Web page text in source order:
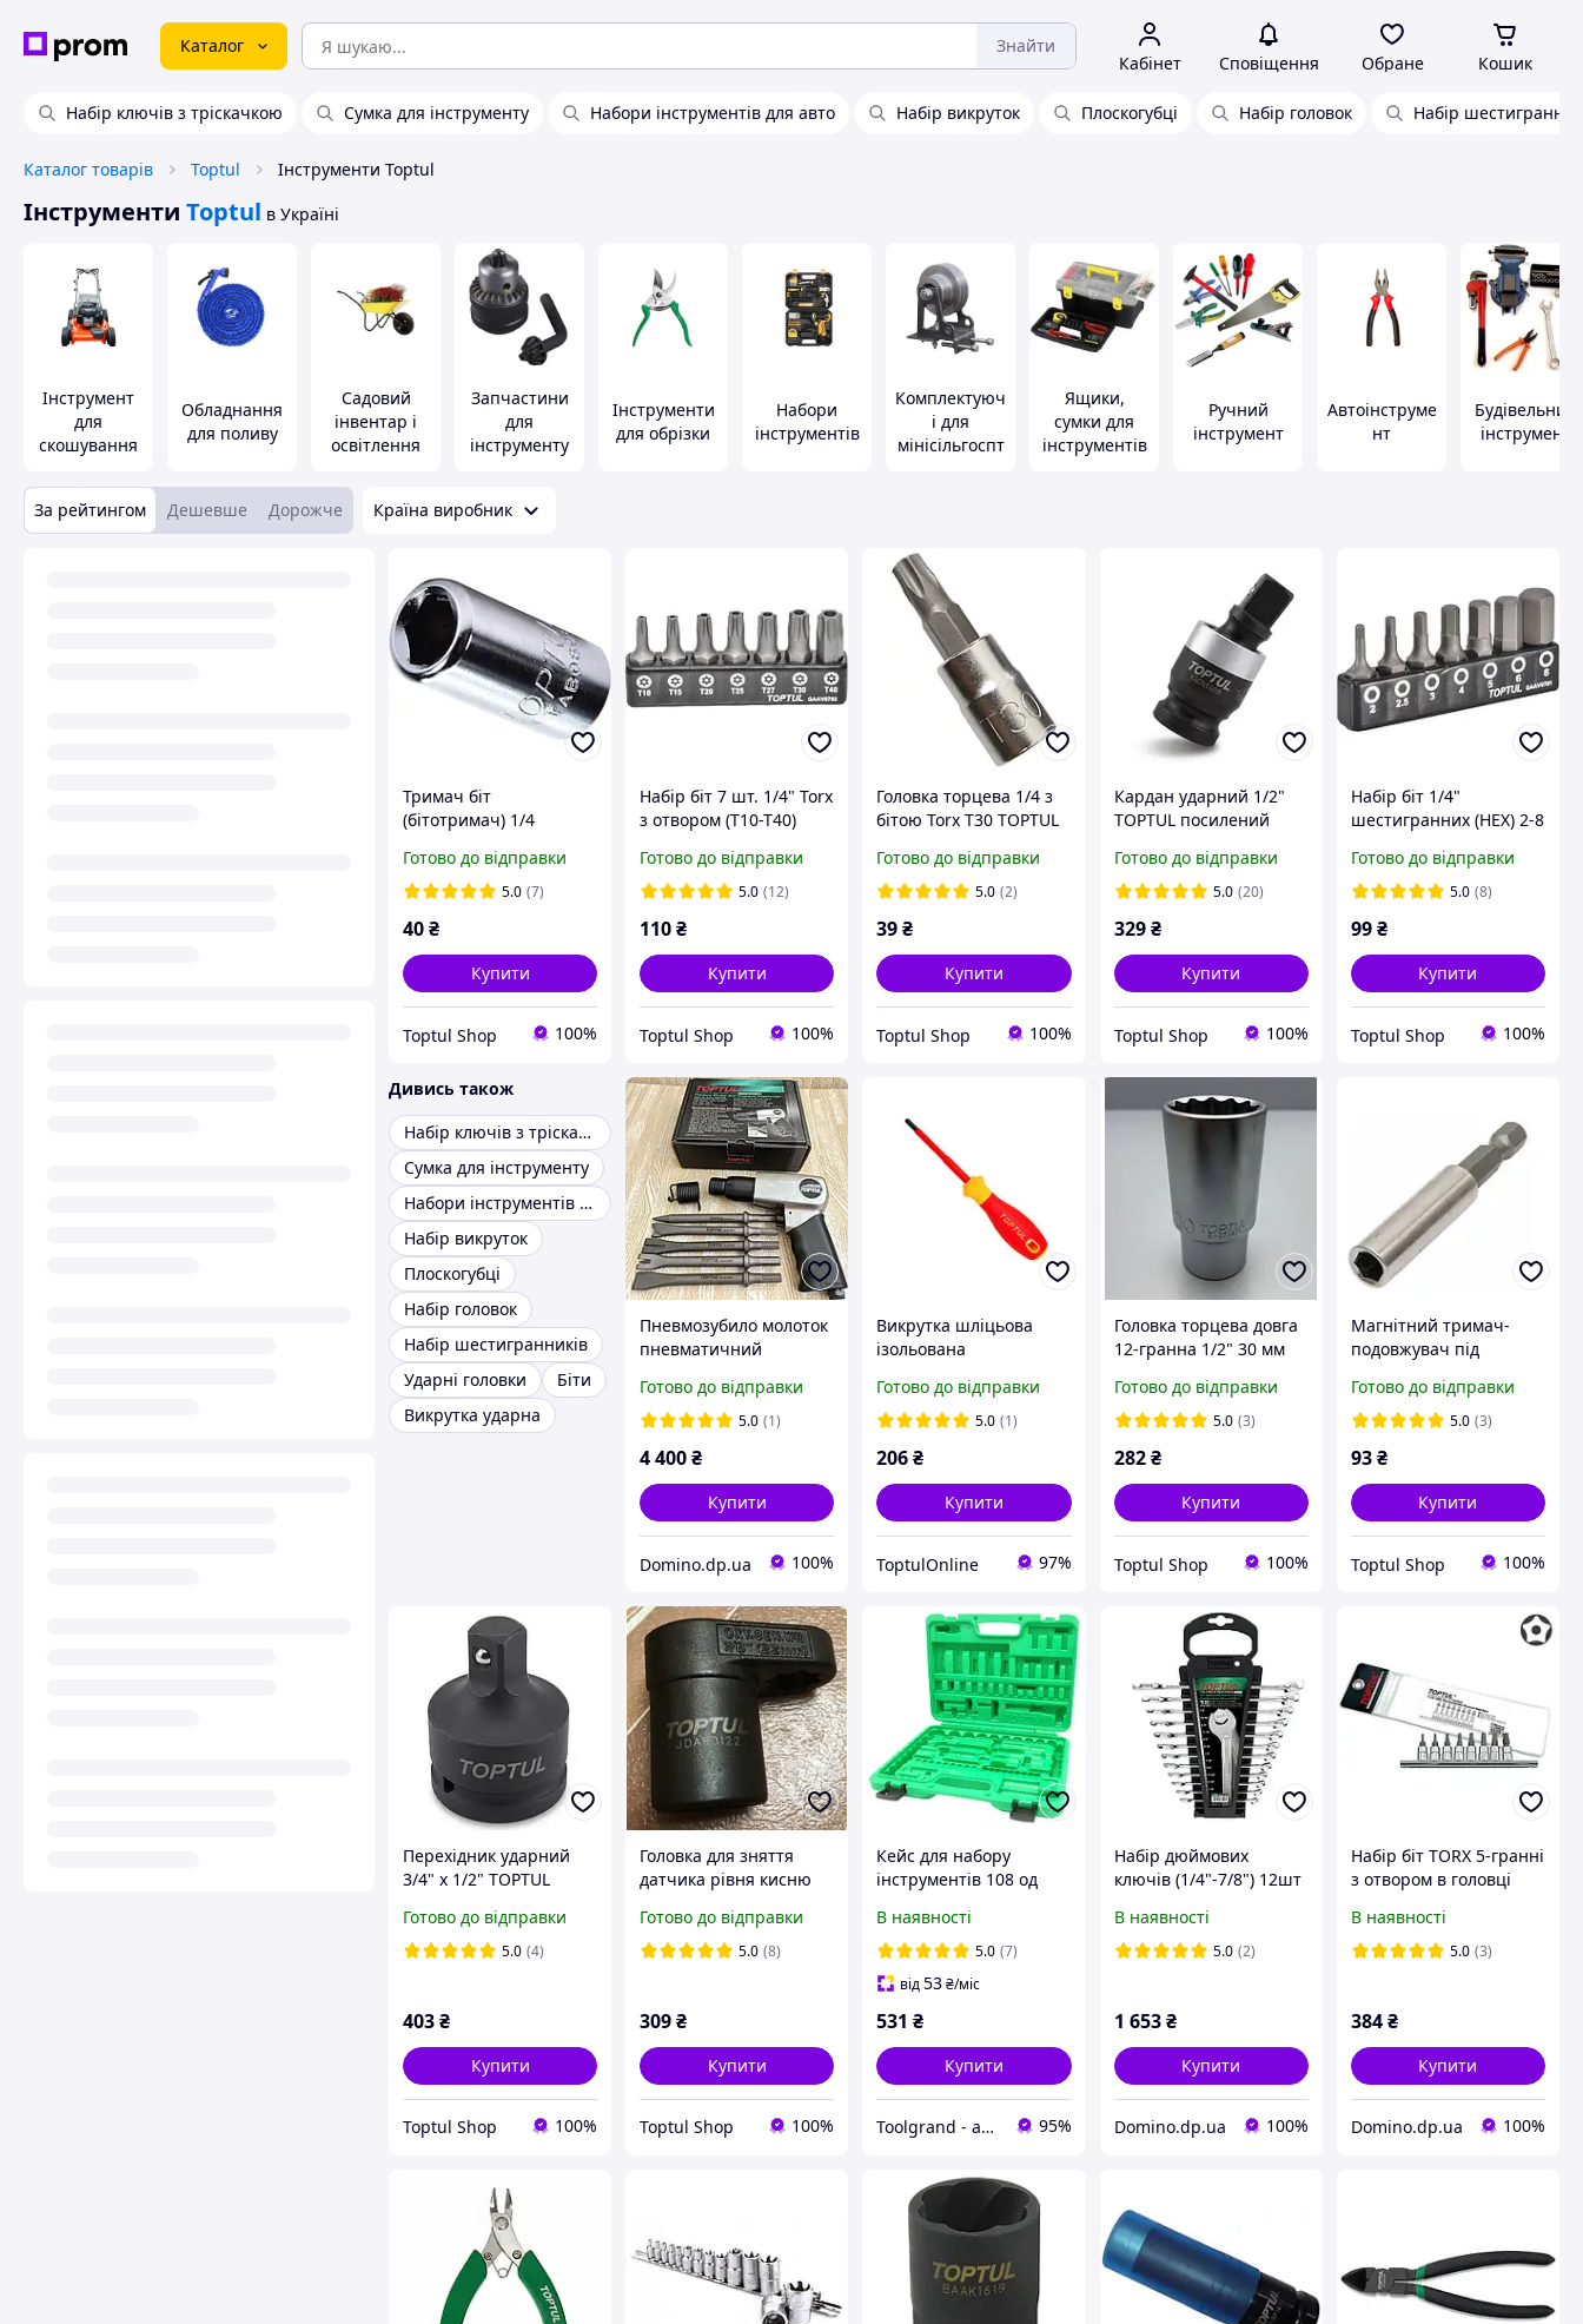
Каталог Знайти
Кабінет Сповіщення Обране Кошик
Набір ключів з тріскачкою Сумка для інструменту Набори інструментів для авто Набір викруток Плоскогубці Набір головок Набір
Каталог товарів Toptul Інструменти Toptul
Інструменти Toptul в Україні
Інструмент
для
скошування
Обладнання
для поливу
Садовий
інвентар і
освітлення
Запчастини
для
інструменту
Інструменти
для обрізки
Набори
інструментів
Комплектуюч
і для
мінісільгоспт
Ящики,
сумки для
інструментів
Ручний
інструмент
Автоінструме
нт
Будівельний
інструмент
За рейтингом Дешевше Дорожче Країна виробник
Тримач біт
(бітотримач) 1/4
квадрат 1/4 L25мм
Готово до відправки
5.0 (7)
40₴
Купити
Toptul Shop 100%
Набір біт 7 шт. 1/4" Torx
з отвором (T10-T40)
шурупокрута
Готово до відправки
5.0 (12)
110₴
Купити
Toptul Shop 100%
Головка торцева 1/4 з
бітою Torx T30 TOPTUL
S2
Готово до відправки
5.0 (2)
39₴
Купити
Toptul Shop 100%
Кардан ударний 1/2"
TOPTUL посилений
Готово до відправки
5.0 (20)
329 ₴
Купити
Toptul Shop 100%
Набір біт 1/4"
шестигранних (HEX) 2-8
для шуруповерта 7 од.
Готово до відправки
5.0 (8)
99₴
Купити
Toptul Shop 100%
Дивись також
Набір ключів з тріскачкою
Сумка для інструменту
Набори інструментів для авто
Набір викруток
Плоскогубці
Набір головок
Набір шестигранників
Ударні головки
Біти
Викрутка ударна
Пневмозубило молоток
пневматичний
набором зубил 5шт
Toptul KAHA3217
Готово до відправки
5.0 (1)
4 400₴
Купити
Domino.dp.ua 100%
Викрутка шліцьова
ізольована
VDE Pro-Plus Series
Combi-Tip TOPTUL
Готово до відправки
5.0 (1)
206₴
Купити
ToptulOnline 97%
Головка торцева довга
12-гранна 1/2" 30 мм
Готово до відправки
5.0 (3)
282 ₴
Купити
Toptul Shop 100%
Магнітний тримач-
подовжувач під
60 мм TOPTUL
FTDC0808
Готово до відправки
5.0 (3)
93₴
Купити
Toptul Shop 100%
Перехідник ударний
3/4" х 1/2" TOPTUL
MO)
Готово до відправки
5.0 (4)
403₴
Купити
Toptul Shop 100%
Головка для зняття
датчика рівня кисню
1/2" 22мм JDAR0122
Готово до відправки
5.0 (8)
309₴
Купити
Toptul Shop 100%
Кейс для набору
інструментів 108 од
PAIA0838001
В наявності
5.0 (7)
від53₴/міс
531 ₴
Купити
Toolgrand - автосервісне обладнання та інструмент 95%
Набір дюймових
ключів (1/4"-7/8") 12шт
накидні TOPTUL
GBAC1201
В наявності
5.0 (2)
1 653 ₴
Купити
Domino.dp.ua 100%
Набір біт TORX 5-гранні
з отвором в головці
GAAG0805
В наявності
5.0 (3)
384₴
Купити
Domino.dp.ua 100%